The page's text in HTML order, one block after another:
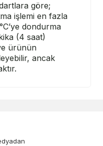
göre;
işlemi en fazla
dondurma
(4 saat)
ürünün
ancak